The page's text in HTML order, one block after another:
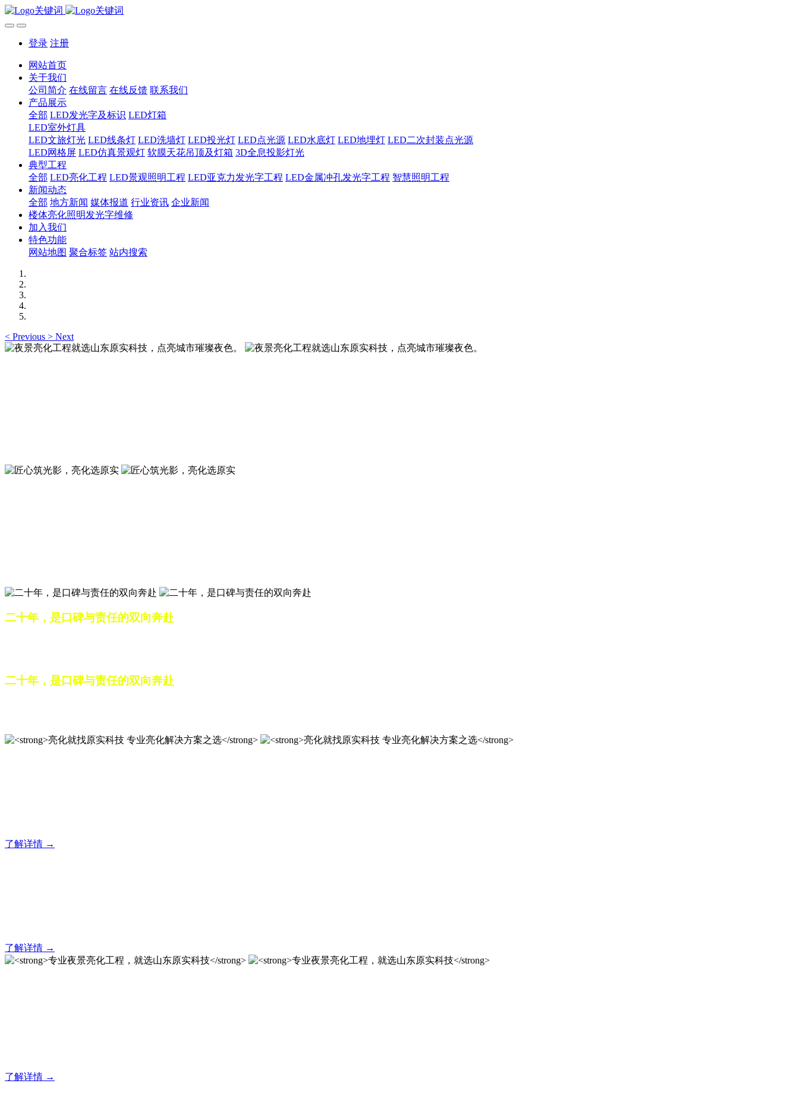
登录 注册
网站首页
关于我们
公司简介 在线留言 在线反馈 联系我们
产品展示
全部 LED发光字及标识 LED灯箱
LED室外灯具
LED文旅灯光 LED线条灯 LED洗墙灯 LED投光灯 LED点光源 LED水底灯 LED地埋灯 LED二次封装点光源
LED网格屏 LED仿真景观灯 软膜天花吊顶及灯箱 3D全息投影灯光
典型工程
全部 LED亮化工程 LED景观照明工程 LED亚克力发光字工程 LED金属冲孔发光字工程 智慧照明工程
新闻动态
全部 地方新闻 媒体报道 行业资讯 企业新闻
楼体亮化照明发光字维修
加入我们
特色功能
网站地图 聚合标签 站内搜索
< Previous > Next
二十年，是口碑与责任的双向奔赴
二十年，是口碑与责任的双向奔赴
了解详情 →
了解详情 →
了解详情 →